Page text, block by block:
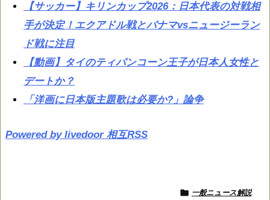
【サッカー】キリンカップ2026：日本代表の対戦相
手が決定！エクアドル戦とパナマvsニュージーラン
ド戦に注目
【動画】タイのティパンコーン王子が日本人女性と
デートか？
「洋画に日本版主題歌は必要か?」論争
Powered by livedoor 相互RSS
 一般ニュース解説